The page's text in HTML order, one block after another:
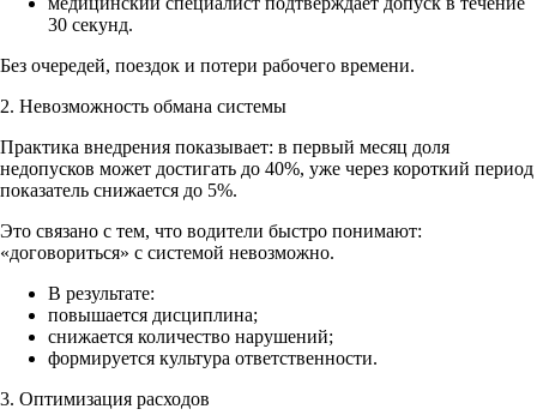
30 секунд.
Без очередей, поездок и потери рабочего времени.
2. Невозможность обмана системы
Практика внедрения показывает: в первый месяц доля
недопусков может достигать до 40%, уже через короткий период
показатель снижается до 5%.
Это связано с тем, что водители быстро понимают:
«договориться» с системой невозможно.
В результате:
повышается дисциплина;
снижается количество нарушений;
формируется культура ответственности.
3. Оптимизация расходов